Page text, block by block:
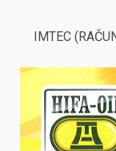
IMTEC